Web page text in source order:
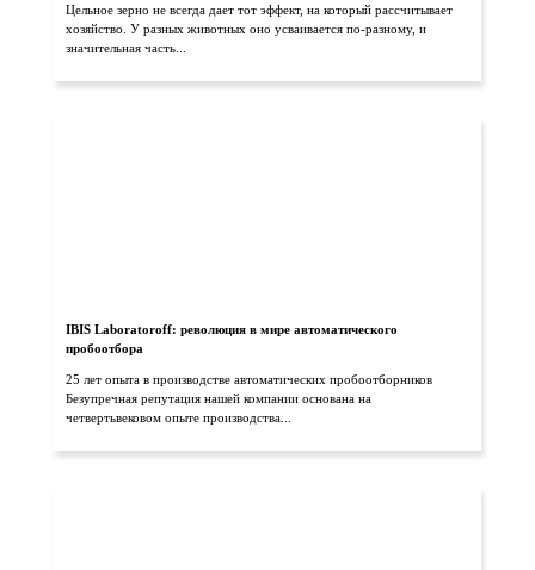
Цельное зерно не всегда дает тот эффект, на который рассчитывает
хозяйство. У разных животных оно усваивается по-разному, и
значительная часть...
IBIS Laboratoroff: революция в мире автоматического
пробоотбора
25 лет опыта в производстве автоматических пробоотборников
Безупречная репутация нашей компании основана на
четвертьвековом опыте производства...